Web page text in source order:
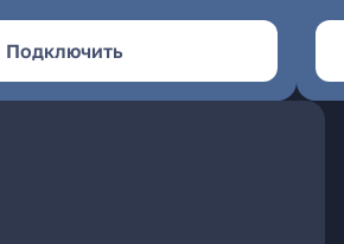
Подключить